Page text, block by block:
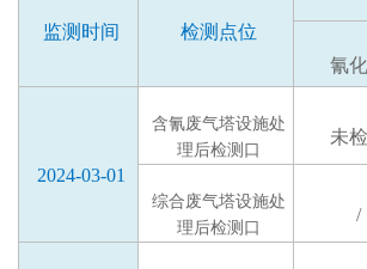
监测时间 检测点位
氰
2024-03-01
含氰废气塔设施处
理后检测口
未
综合废气塔设施处
理后检测口
/